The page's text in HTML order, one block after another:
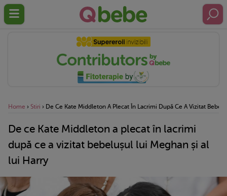
Home › Stiri › De Ce Kate Middleton A Plecat În Lacrimi După Ce A Vizitat
De ce Kate Middleton a plecat în lacrimi
după ce a vizitat bebelușul lui Meghan și al
lui Harry